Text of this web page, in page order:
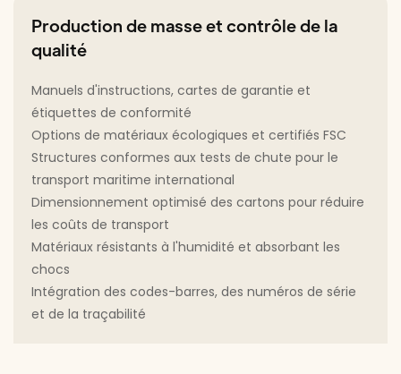
Production de masse et contrôle de la
qualité
Manuels d'instructions, cartes de garantie et
étiquettes de conformité
Options de matériaux écologiques et certifiés FSC
Structures conformes aux tests de chute pour le
transport maritime international
Dimensionnement optimisé des cartons pour réduire
les coûts de transport
Matériaux résistants à l'humidité et absorbant les
chocs
Intégration des codes-barres, des numéros de série
et de la traçabilité